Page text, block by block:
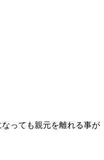
っても親元を離れる事が